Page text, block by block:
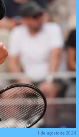
1 de agosto de 2024